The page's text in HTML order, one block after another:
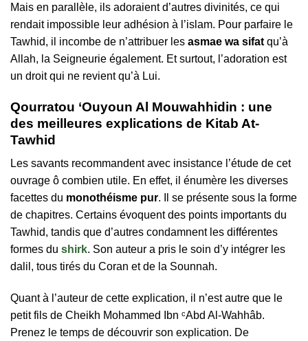
Mais en parallèle, ils adoraient d’autres divinités, ce qui
rendait impossible leur adhésion à l’islam. Pour parfaire le
Tawhid, il incombe de n’attribuer les asmae wa sifat qu’à
Allah, la Seigneurie également. Et surtout, l’adoration est
un droit qui ne revient qu’à Lui.
Qourratou ‘Ouyoun Al Mouwahhidin : une
des meilleures explications de Kitab At-
Tawhid
Les savants recommandent avec insistance l’étude de cet
ouvrage ô combien utile. En effet, il énumère les diverses
facettes du monothéisme pur. Il se présente sous la forme
de chapitres. Certains évoquent des points importants du
Tawhid, tandis que d’autres condamnent les différentes
formes du shirk. Son auteur a pris le soin d’y intégrer les
dalil, tous tirés du Coran et de la Sounnah.
Quant à l’auteur de cette explication, il n’est autre que le
petit fils de Cheikh Mohammed Ibn ᶜAbd Al-Wahhâb.
Prenez le temps de découvrir son explication. De